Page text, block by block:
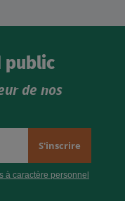
public
de nos